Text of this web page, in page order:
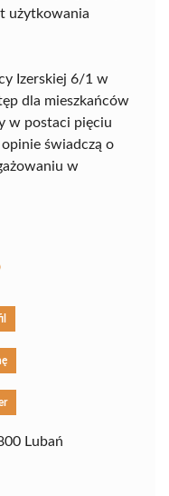
użytkowania
Izerskiej 6/1 w
dla mieszkańców
w postaci pięciu
świadczą o
w
Lubań